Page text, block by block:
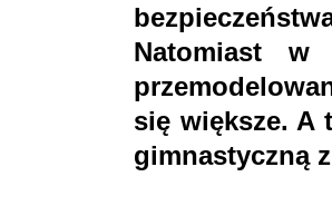
Natomiast w
się większe. A
gimnastyczną